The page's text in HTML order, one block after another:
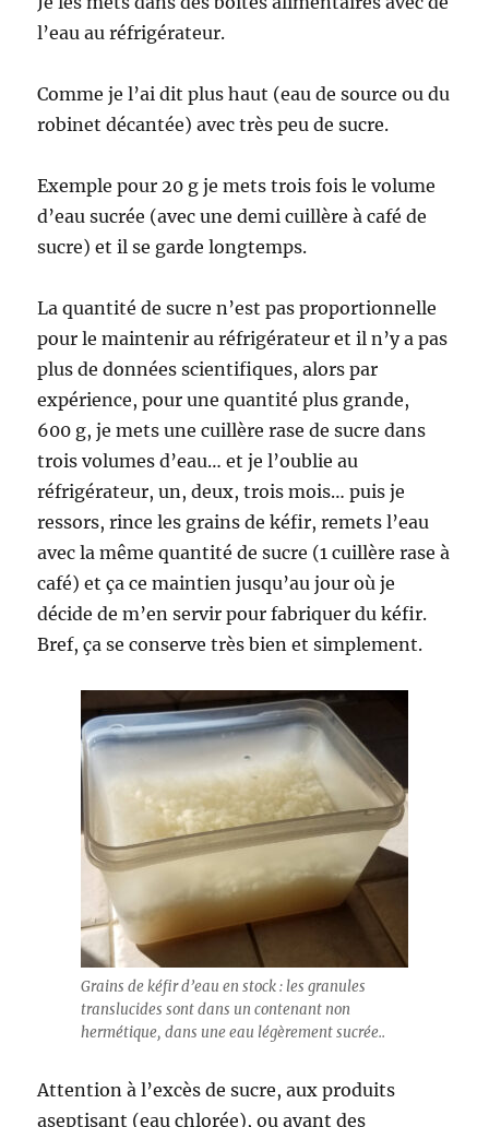
l’eau au réfrigérateur.
Comme je l’ai dit plus haut (eau de source ou du
robinet décantée) avec très peu de sucre.
Exemple pour 20 g je mets trois fois le volume
d’eau sucrée (avec une demi cuillère à café de
sucre) et il se garde longtemps.
La quantité de sucre n’est pas proportionnelle
pour le maintenir au réfrigérateur et il n’y a pas
plus de données scientifiques, alors par
expérience, pour une quantité plus grande,
600 g, je mets une cuillère rase de sucre dans
trois volumes d’eau… et je l’oublie au
réfrigérateur, un, deux, trois mois… puis je
ressors, rince les grains de kéfir, remets l’eau
avec la même quantité de sucre (1 cuillère rase à
café) et ça ce maintien jusqu’au jour où je
décide de m’en servir pour fabriquer du kéfir.
Bref, ça se conserve très bien et simplement.
Grains de kéfir d’eau en stock : les granules
translucides sont dans un contenant non
hermétique, dans une eau légèrement sucrée..
Attention à l’excès de sucre, aux produits
aseptisant (eau chlorée), ou ayant des